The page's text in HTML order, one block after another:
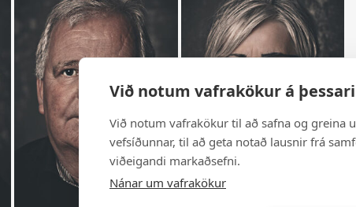
Við notum vafrakökur á
Við notum vafrakökur til að safna og greina
vefsíðunnar, til að geta notað lausnir frá
viðeigandi markaðsefni.
Nánar um vafrakökur